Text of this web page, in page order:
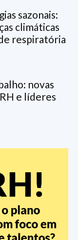
sazonais:
climáticas
respiratória
novas
e líderes